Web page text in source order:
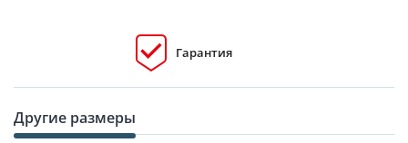
Гарантия
Другие размеры